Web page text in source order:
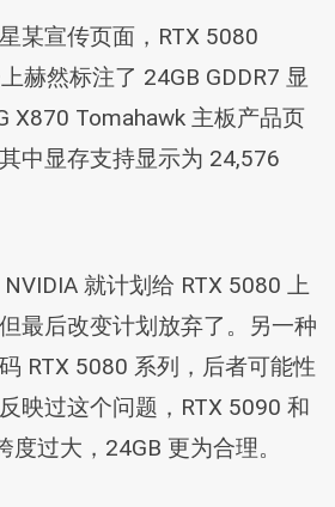
某宣传页面，RTX 5080
赫然标注了 24GB GDDR7 显
X870 Tomahawk 主板产品页
中显存支持显示为 24,576
就计划给 RTX 5080 上
最后改变计划放弃了。另一种
RTX 5080 系列，后者可能性
映过这个问题，RTX 5090 和
度过大，24GB 更为合理。